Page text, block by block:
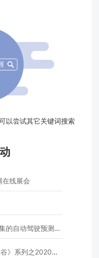
以尝试其它关键词搜索
线展会
驾驶预测模型挑战赛
之2020年度开源峰会